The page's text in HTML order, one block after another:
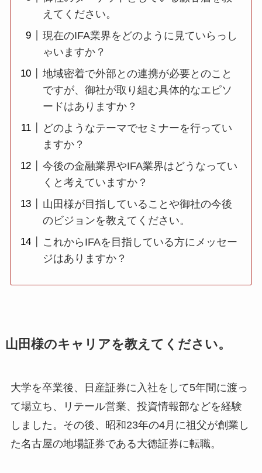
えてください。
現在のIFA業界をどのように見ていらっし
ゃいますか？
地域密着で外部との連携が必要とのこと
ですが、御社が取り組む具体的なエピソ
ードはありますか？
どのようなテーマでセミナーを行ってい
ますか？
今後の金融業界やIFA業界はどうなってい
くと考えていますか？
山田様が目指していることや御社の今後
のビジョンを教えてください。
これからIFAを目指している方にメッセー
ジはありますか？
山田様のキャリアを教えてください。
大学を卒業後、日産証券に入社をして5年間に渡っ
て場立ち、リテール営業、投資情報部などを経験
しました。その後、昭和23年の4月に祖父が創業し
た名古屋の地場証券である大徳証券に転職。